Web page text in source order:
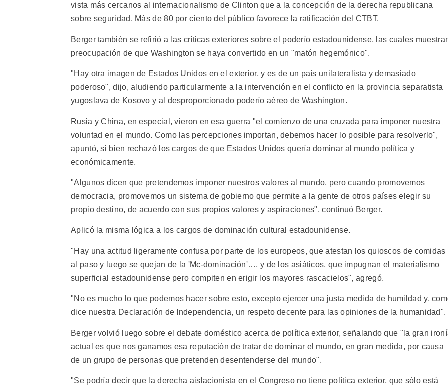
vista más cercanos al internacionalismo de Clinton que a la concepción de la derecha republicana
sobre seguridad. Más de 80 por ciento del público favorece la ratificación del CTBT.
Berger también se refirió a las críticas exteriores sobre el poderío estadounidense, las cuales
preocupación de que Washington se haya convertido en un "matón hegemónico".
"Hay otra imagen de Estados Unidos en el exterior, y es de un país unilateralista y demasiado
poderoso", dijo, aludiendo particularmente a la intervención en el conflicto en la provincia separatista
yugoslava de Kosovo y al desproporcionado poderío aéreo de Washington.
Rusia y China, en especial, vieron en esa guerra "el comienzo de una cruzada para imponer nuestra
voluntad en el mundo. Como las percepciones importan, debemos hacer lo posible para resolverlo",
apuntó, si bien rechazó los cargos de que Estados Unidos quería dominar al mundo política y
económicamente.
"Algunos dicen que pretendemos imponer nuestros valores al mundo, pero cuando promovemos
democracia, promovemos un sistema de gobierno que permite a la gente de otros países elegir su
propio destino, de acuerdo con sus propios valores y aspiraciones", continuó Berger.
Aplicó la misma lógica a los cargos de dominación cultural estadounidense.
"Hay una actitud ligeramente confusa por parte de los europeos, que atestan los quioscos de comidas
al paso y luego se quejan de la 'Mc-dominación'…, y de los asiáticos, que impugnan el materialismo
superficial estadounidense pero compiten en erigir los mayores rascacielos", agregó.
"No es mucho lo que podemos hacer sobre esto, excepto ejercer una justa medida de humildad y,
dice nuestra Declaración de Independencia, un respeto decente para las opiniones de la humanidad".
Berger volvió luego sobre el debate doméstico acerca de política exterior, señalando que "la gran
actual es que nos ganamos esa reputación de tratar de dominar el mundo, en gran medida, por causa
de un grupo de personas que pretenden desentenderse del mundo".
"Se podría decir que la derecha aislacionista en el Congreso no tiene política exterior, que sólo está